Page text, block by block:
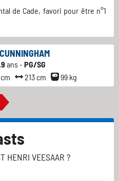
de Cade, favori pour être n°1
ans - PG/SG
213 cm 99 kg
HENRI VEESAAR ?